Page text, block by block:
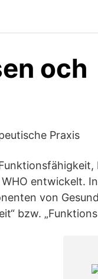
och
Praxis
entwickelt.
von
bzw.